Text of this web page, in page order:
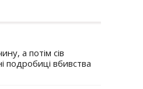
а потім сів
подробиці вбивства